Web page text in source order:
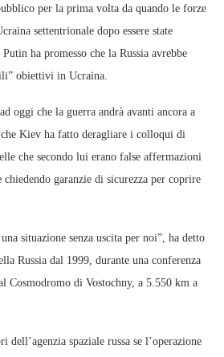
per la prima volta da quando le forze
settentrionale dopo essere state
ha promesso che la Russia avrebbe
obiettivi in ​​Ucraina.
oggi che la guerra andrà avanti ancora a
Kiev ha fatto deragliare i colloqui di
che secondo lui erano false affermazioni
garanzie di sicurezza per coprire
situazione senza uscita per noi”, ha detto
Russia dal 1999, durante una conferenza
Cosmodromo di Vostochny, a 5.550 km a
spaziale russa se l’operazione